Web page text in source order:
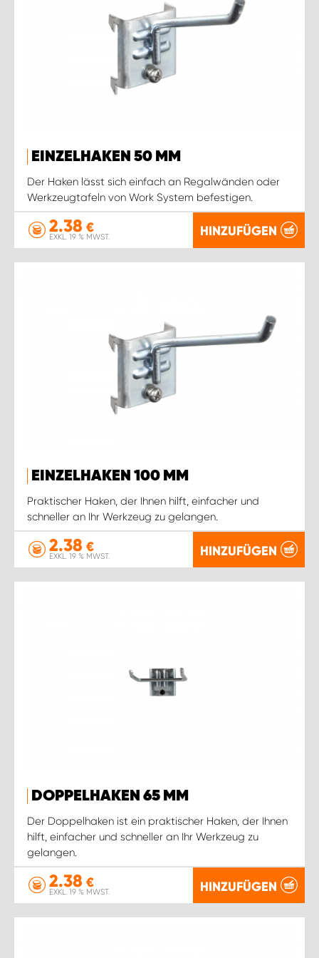
EINZELHAKEN 50 MM
Der Haken lässt sich einfach an Regalwänden oder
Werkzeugtafeln von Work System befestigen.
2.38 €
EXKL. 19 % MWST. HINZUFÜGEN
EINZELHAKEN 100 MM
Praktischer Haken, der Ihnen hilft, einfacher und
schneller an Ihr Werkzeug zu gelangen.
2.38 €
EXKL. 19 % MWST. HINZUFÜGEN
DOPPELHAKEN 65 MM
Der Doppelhaken ist ein praktischer Haken, der Ihnen
hilft, einfacher und schneller an Ihr Werkzeug zu
gelangen.
2.38 €
EXKL. 19 % MWST. HINZUFÜGEN